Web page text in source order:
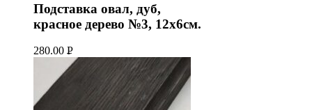
Подставка овал, дуб,
красное дерево №3, 12х6см.
280.00 Р
УБ.